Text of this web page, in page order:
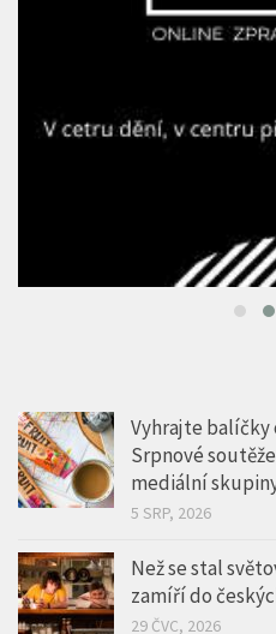
Vyhrajte
Srpnové
mediální
5 SRP, 2026
Než se stal
zamíří do
29 ČVC, 2026